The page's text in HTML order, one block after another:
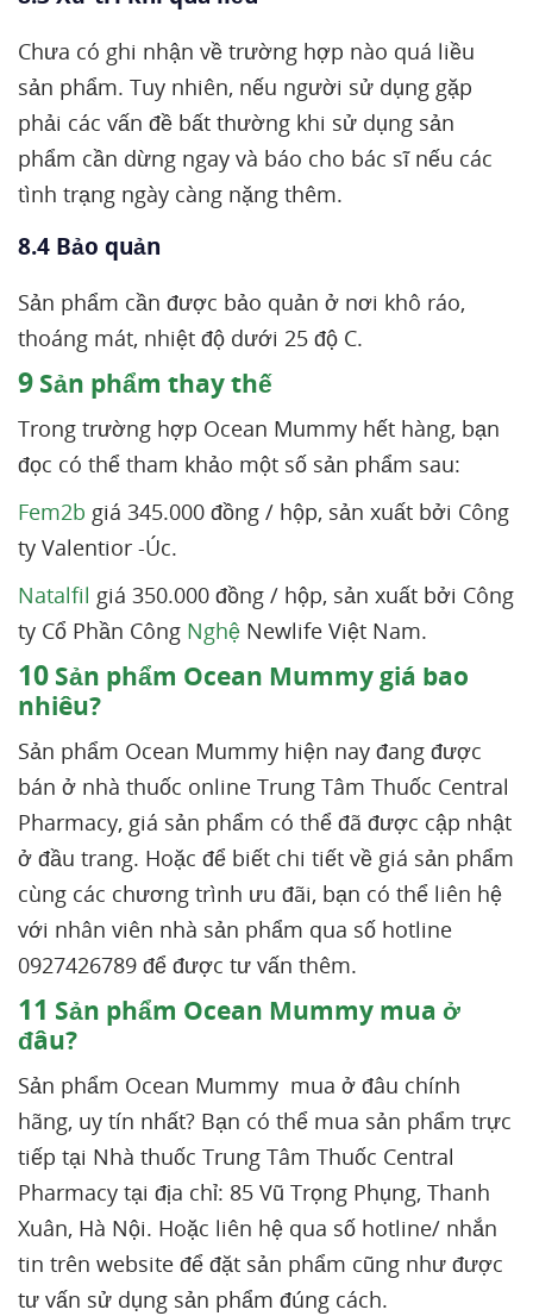
Chưa có ghi nhận về trường hợp nào quá liều
sản phẩm. Tuy nhiên, nếu người sử dụng gặp
phải các vấn đề bất thường khi sử dụng sản
phẩm cần dừng ngay và báo cho bác sĩ nếu các
tình trạng ngày càng nặng thêm.
8.4 Bảo quản
Sản phẩm cần được bảo quản ở nơi khô ráo,
thoáng mát, nhiệt độ dưới 25 độ C.
9 Sản phẩm thay thế
Trong trường hợp Ocean Mummy hết hàng, bạn
đọc có thể tham khảo một số sản phẩm sau:
Fem2b giá 345.000 đồng / hộp, sản xuất bởi Công
ty Valentior -Úc.
Natalfil giá 350.000 đồng / hộp, sản xuất bởi Công
ty Cổ Phần Công Nghệ Newlife Việt Nam.
10 Sản phẩm Ocean Mummy giá bao
nhiêu?
Sản phẩm Ocean Mummy hiện nay đang được
bán ở nhà thuốc online Trung Tâm Thuốc Central
Pharmacy, giá sản phẩm có thể đã được cập nhật
ở đầu trang. Hoặc để biết chi tiết về giá sản phẩm
cùng các chương trình ưu đãi, bạn có thể liên hệ
với nhân viên nhà sản phẩm qua số hotline
0927426789 để được tư vấn thêm.
11 Sản phẩm Ocean Mummy mua ở
đâu?
Sản phẩm Ocean Mummy mua ở đâu chính
hãng, uy tín nhất? Bạn có thể mua sản phẩm trực
tiếp tại Nhà thuốc Trung Tâm Thuốc Central
Pharmacy tại địa chỉ: 85 Vũ Trọng Phụng, Thanh
Xuân, Hà Nội. Hoặc liên hệ qua số hotline/ nhắn
tin trên website để đặt sản phẩm cũng như được
tư vấn sử dụng sản phẩm đúng cách.